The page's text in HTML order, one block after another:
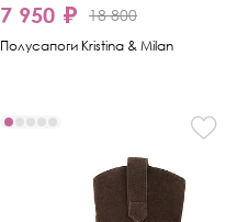
7 950 ₽ 18 800
Полусапоги Kristina & Milan